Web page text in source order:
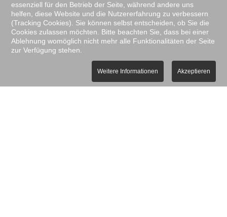
TELEFON
06455 7191
essenziell für den Betrieb der Seite, während andere uns
helfen, diese Website und die Nutzererfahrung zu verbessern
(Tracking Cookies). Sie können selbst entscheiden, ob Sie die
Cookies zulassen möchten. Bitte beachten Sie, dass bei einer
Ablehnung womöglich nicht mehr alle Funktionalitäten der Seite
zur Verfügung stehen.
Weitere Informationen Akzeptieren